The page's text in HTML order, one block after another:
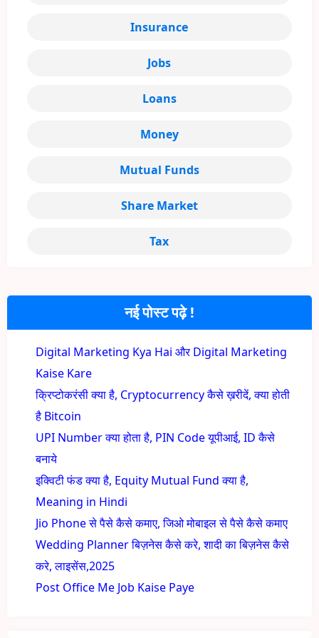
नई पोस्ट पढ़े !
Digital Marketing Kya Hai और Digital Marketing
Kaise Kare
क्रिप्टोकरंसी क्या है, Cryptocurrency कैसे ख़रीदें, क्या होती
है Bitcoin
UPI Number क्या होता है, PIN Code यूपीआई, ID कैसे
बनाये
इक्विटी फंड क्या है, Equity Mutual Fund क्या है,
Meaning in Hindi
Jio Phone से पैसे कैसे कमाए, जिओ मोबाइल से पैसे कैसे कमाए
Wedding Planner बिज़नेस कैसे करे, शादी का बिज़नेस कैसे
करे, लाइसेंस,2025
Post Office Me Job Kaise Paye
Insurance
Jobs
Loans
Money
Mutual Funds
Share Market
Tax